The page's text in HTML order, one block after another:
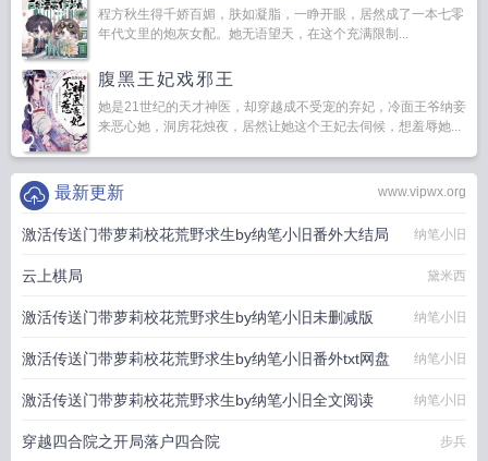
程方秋生得千娇百媚，肤如凝脂，一睁开眼，居然成了一本七零
年代文里的炮灰女配。她无语望天，在这个充满限制...
腹黑王妃戏邪王
她是21世纪的天才神医，却穿越成不受宠的弃妃，冷面王爷纳妾
来恶心她，洞房花烛夜，居然让她这个王妃去伺候，想羞辱她...
www.vipwx.org
最新更新
激活传送门带萝莉校花荒野求生by纳笔小旧番外大结局 纳笔小旧
云上棋局 黛米西
激活传送门带萝莉校花荒野求生by纳笔小旧未删减版 纳笔小旧
激活传送门带萝莉校花荒野求生by纳笔小旧番外txt网盘 纳笔小旧
激活传送门带萝莉校花荒野求生by纳笔小旧全文阅读 纳笔小旧
穿越四合院之开局落户四合院 步兵